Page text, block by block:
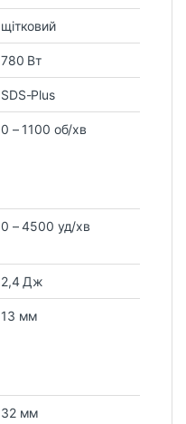
щітковий
780 Вт
SDS-Plus
0 – 1100 об/хв
0 – 4500 уд/хв
2,4 Дж
13 мм
32 мм